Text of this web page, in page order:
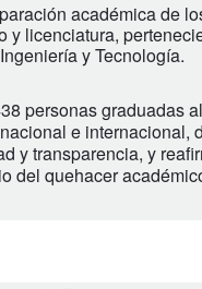
académica de
licenciatura,
y Tecnología.
personas graduadas
e
y transparencia, y
del quehacer